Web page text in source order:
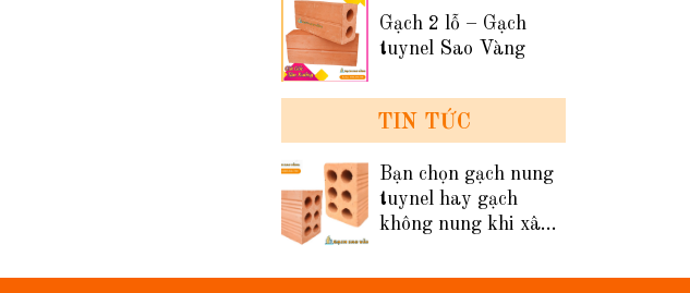
Gạch 2 lỗ – Gạch
tuynel Sao Vàng
TIN TỨC
Bạn chọn gạch nung
tuynel hay gạch
không nung khi xây